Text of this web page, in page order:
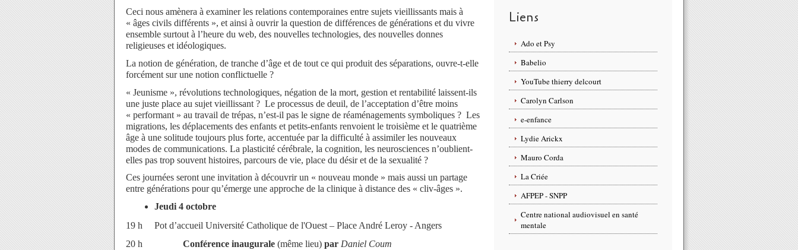
Ceci nous amènera à examiner les relations contemporaines entre sujets vieillissants mais à
« âges civils différents », et ainsi à ouvrir la question de différences de générations et du vivre
ensemble surtout à l’heure du web, des nouvelles technologies, des nouvelles donnes
religieuses et idéologiques.
La notion de génération, de tranche d’âge et de tout ce qui produit des séparations, ouvre-t-elle
forcément sur une notion conflictuelle ?
« Jeunisme », révolutions technologiques, négation de la mort, gestion et rentabilité laissent-ils
une juste place au sujet vieillissant ? Le processus de deuil, de l’acceptation d’être moins
« performant » au travail de trépas, n’est-il pas le signe de réaménagements symboliques ? Les
migrations, les déplacements des enfants et petits-enfants renvoient le troisième et le quatrième
âge à une solitude toujours plus forte, accentuée par la difficulté à assimiler les nouveaux
modes de communications. La plasticité cérébrale, la cognition, les neurosciences n’oublient-
elles pas trop souvent histoires, parcours de vie, place du désir et de la sexualité ?
Ces journées seront une invitation à découvrir un « nouveau monde » mais aussi un partage
entre générations pour qu’émerge une approche de la clinique à distance des « cliv-âges ».
Jeudi 4 octobre
19 h Pot d’accueil Université Catholique de l'Ouest – Place André Leroy - Angers
20 h Conférence inaugurale (même lieu) par Daniel Coum
Liens
Ado et Psy
Babelio
YouTube thierry delcourt
Carolyn Carlson
e-enfance
Lydie Arickx
Mauro Corda
La Criée
AFPEP - SNPP
Centre national audiovisuel en santé
mentale